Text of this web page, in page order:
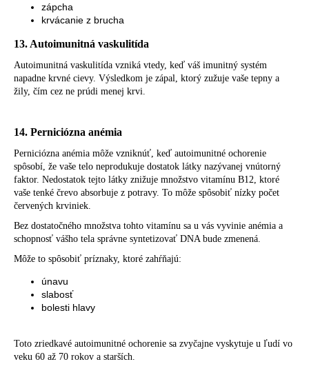
zápcha
krvácanie z brucha
13. Autoimunitná vaskulitída
Autoimunitná vaskulitída vzniká vtedy, keď váš imunitný systém
napadne krvné cievy. Výsledkom je zápal, ktorý zužuje vaše tepny a
žily, čím cez ne prúdi menej krvi.
14. Perniciózna anémia
Perniciózna anémia môže vzniknúť, keď autoimunitné ochorenie
spôsobí, že vaše telo neprodukuje dostatok látky nazývanej vnútorný
faktor. Nedostatok tejto látky znižuje množstvo vitamínu B12, ktoré
vaše tenké črevo absorbuje z potravy. To môže spôsobiť nízky počet
červených krviniek.
Bez dostatočného množstva tohto vitamínu sa u vás vyvinie anémia a
schopnosť vášho tela správne syntetizovať DNA bude zmenená.
Môže to spôsobiť príznaky, ktoré zahŕňajú:
únavu
slabosť
bolesti hlavy
Toto zriedkavé autoimunitné ochorenie sa zvyčajne vyskytuje u ľudí vo
veku 60 až 70 rokov a starších.